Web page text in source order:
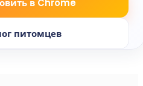
питомцев